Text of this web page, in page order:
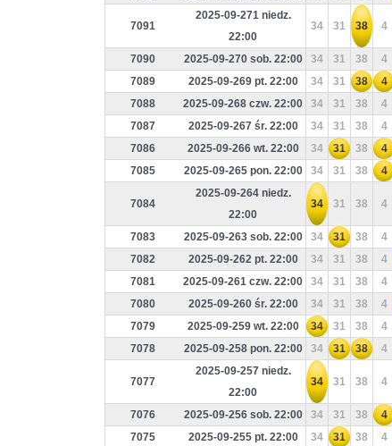
7091
2025-09-271 niedz.
22:00
34 31 38 4
7090 2025-09-270 sob. 22:00 34 31 38 4
7089
2025-09-269 pt. 22:00 34 31 38 4
7088
2025-09-268 czw. 22:00 34 31 38 4
7087
2025-09-267 śr. 22:00 34 31 38 4
7086
2025-09-266 wt. 22:00 34 31 38 4
7085
2025-09-265 pon. 22:00 34 31 38 4
7084
2025-09-264 niedz.
22:00
34 31 38 4
7083 2025-09-263 sob. 22:00 34 31 38 4
7082
2025-09-262 pt. 22:00 34 31 38 4
7081
2025-09-261 czw. 22:00 34 31 38 4
7080
2025-09-260 śr. 22:00 34 31 38 4
7079
2025-09-259 wt. 22:00 34 31 38 4
7078
2025-09-258 pon. 22:00 34 31 38 4
7077
2025-09-257 niedz.
22:00
34 31 38 4
7076 2025-09-256 sob. 22:00 34 31 38 4
7075
2025-09-255 pt. 22:00 34 31 38 4